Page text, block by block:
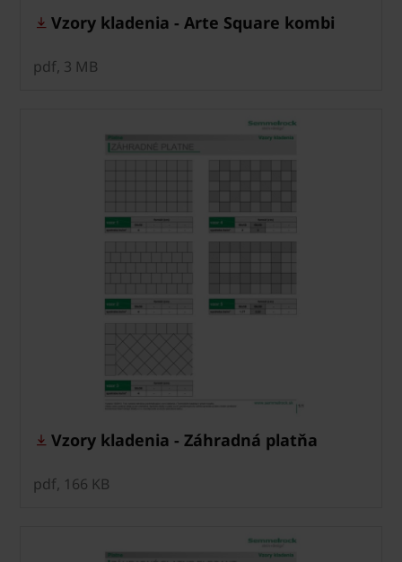
Vzory kladenia - Arte Square kombi
pdf, 3 MB
Vzory kladenia - Záhradná platňa
pdf, 166 KB